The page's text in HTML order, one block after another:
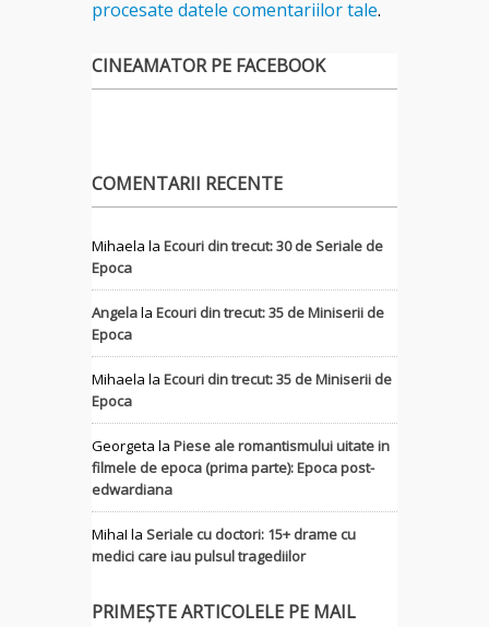
procesate datele comentariilor tale.
CINEAMATOR PE FACEBOOK
COMENTARII RECENTE
Mihaela la Ecouri din trecut: 30 de Seriale de
Epoca
Angelala Ecouri din trecut: 35 de Miniserii de
Epoca
Mihaela la Ecouri din trecut: 35 de Miniserii de
Epoca
Georgeta la Piese ale romantismului uitate in
filmele de epoca (prima parte): Epoca post-
edwardiana
MihaI la Seriale cu doctori: 15+ drame cu
medici care iau pulsul tragediilor
PRIMEȘTE ARTICOLELE PE MAIL